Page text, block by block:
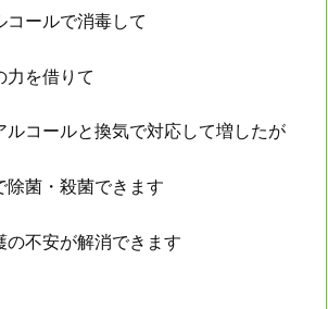
ールで消毒して
力を借りて
ルコールと換気で対応して増したが
除菌・殺菌できます
不安が解消できます